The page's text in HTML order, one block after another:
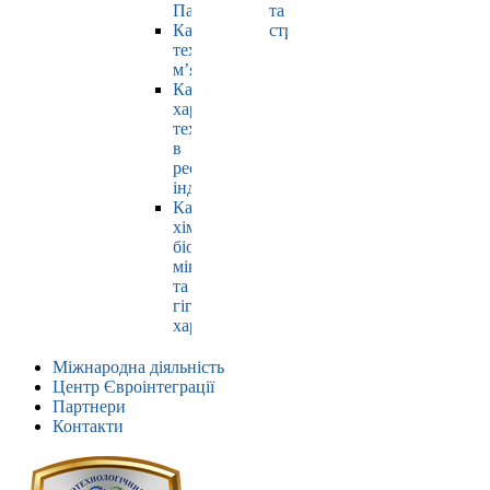
Павлюк
Кафедра
технології
м’яса
Кафедра
харчових
технологій
в
ресторанній
індустрії
Кафедра
хімії,
біохімії,
мікробіології
та
гігієни
харчування
та
страхування
Міжнародна діяльність
Центр Євроінтеграції
Партнери
Контакти